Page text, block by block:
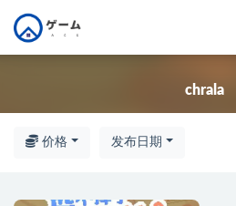
chrala
价格 发布日期